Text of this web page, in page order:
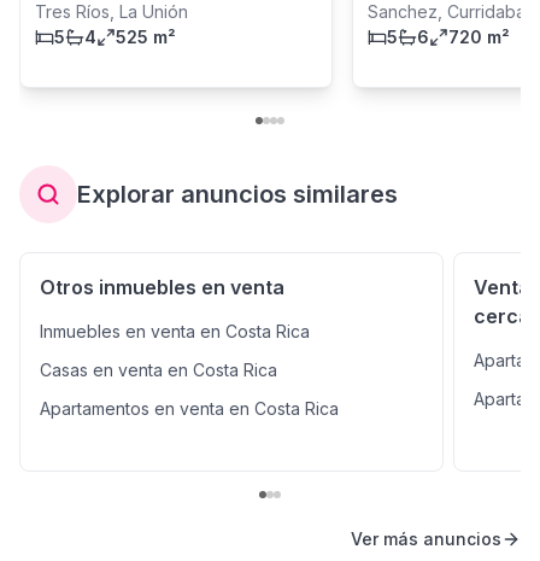
Tres Ríos, La Unión
5
4 525 m²
Sanchez, Curridabat
5
6 720 m²
Explorar anuncios similares
Otros inmuebles en venta
Inmuebles en venta en Costa Rica
Casas en venta en Costa Rica
Apartamentos en venta en Costa Rica
Venta
Ver más anuncios